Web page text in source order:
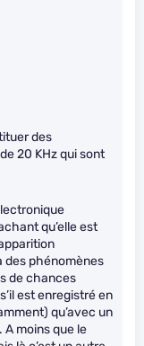
des
20 KHz qui sont
qu’elle est
des phénomènes
de chances
est enregistré en
qu’avec un
A moins que le